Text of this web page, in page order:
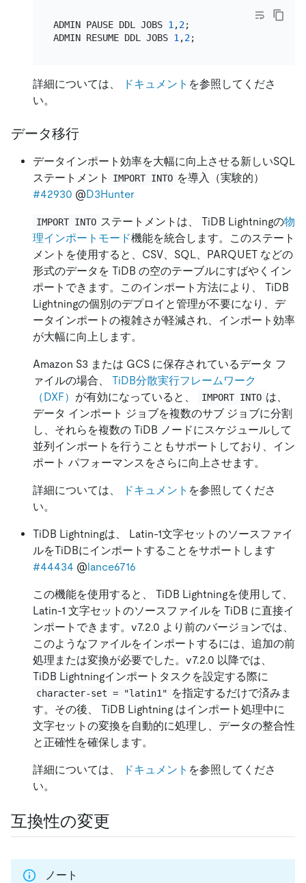
ADMIN PAUSE DDL JOBS 1,2;
ADMIN RESUME DDL JOBS 1,2
詳細については、 ドキュメント を参照してくださ
い。
データ移行
データインポート効率を大幅に向上させる新しいSQL
ステートメント
IMPORT INTO を導入（実験的）
#42930 @D3Hunter
IMPORT INTO ステートメントは、 TiDB Lightningの物
理インポートモード機能を統合します。このステート
メントを使用すると、CSV、SQL、PARQUET などの
形式のデータを TiDB の空のテーブルにすばやくイン
ポートできます。このインポート方法により、 TiDB
Lightningの個別のデプロイと管理が不要になり、デ
ータインポートの複雑さが軽減され、インポート効率
が大幅に向上します。
Amazon S3 または GCS に保存されているデータ フ
ァイルの場合、 TiDB分散実行フレームワーク
（DXF） が有効になっていると、 IMPORT INTO は、
データ インポート ジョブを複数のサブ ジョブに分割
し、それらを複数の TiDB ノードにスケジュールして
並列インポートを行うこともサポートしており、イン
ポート パフォーマンスをさらに向上させます。
詳細については、 ドキュメント を参照してくださ
い。
TiDB Lightningは、 Latin-1文字セットのソースファイ
ルをTiDBにインポートすることをサポートします
#44434 @lance6716
この機能を使用すると、 TiDB Lightningを使用して、
Latin-1 文字セットのソースファイルを TiDB に直接イ
ンポートできます。v7.2.0 より前のバージョンでは、
このようなファイルをインポートするには、追加の前
処理または変換が必要でした。v7.2.0 以降では、
TiDB Lightningインポートタスクを設定する際に
character-set = "latin1" を指定するだけで済みま
す。その後、 TiDB Lightning はインポート処理中に
文字セットの変換を自動的に処理し、データの整合性
と正確性を確保します。
詳細については、 ドキュメント を参照してくださ
い。
互換性の変更
ノート